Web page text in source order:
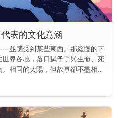
表的文化意涵
並感受到某些東西。那緩慢的下
界各地，落日賦予了與生命、死
相同的太陽，但故事卻不盡相
，落日常常象徵結束、反思與轉